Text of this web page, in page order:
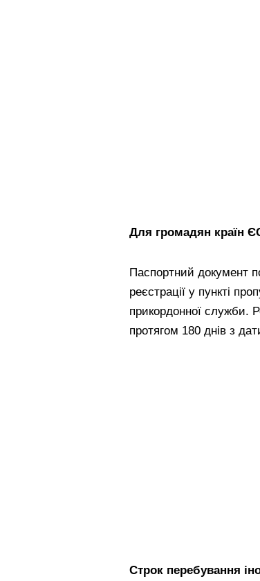
Для громадян країн
Паспортний документ
реєстрації у пункті
прикордонної служби.
протягом 180 днів з
Строк перебування